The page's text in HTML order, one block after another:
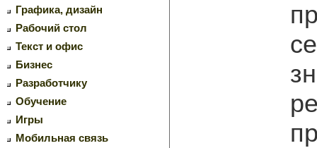
Графика, дизайн
Рабочий стол
Текст и офис
Бизнес
Разработчику
Обучение
Игры
Мобильная связь